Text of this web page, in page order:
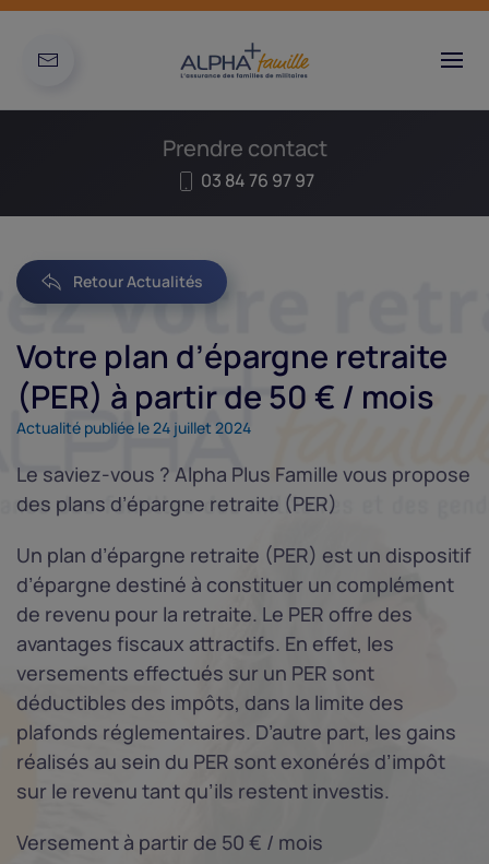
Prendre contact
03 84 76 97 97
Retour Actualités
Votre plan d’épargne retraite
(PER) à partir de 50 € / mois
Actualité publiée le 24 juillet 2024
Le saviez-vous ? Alpha Plus Famille vous propose
des plans d’épargne retraite (PER)
Un plan d’épargne retraite (PER) est un dispositif
d’épargne destiné à constituer un complément
de revenu pour la retraite. Le PER offre des
avantages fiscaux attractifs. En effet, les
versements effectués sur un PER sont
déductibles des impôts, dans la limite des
plafonds réglementaires. D’autre part, les gains
réalisés au sein du PER sont exonérés d’impôt
sur le revenu tant qu’ils restent investis.
Versement à partir de 50 € / mois